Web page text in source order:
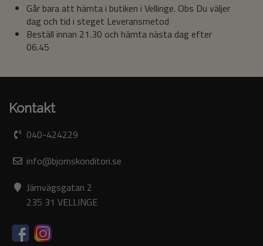
Går bara att hämta i butiken i Vellinge. Obs Du väljer
dag och tid i steget Leveransmetod
Beställ innan 21.30 och hämta nästa dag efter
06.45
Kontakt
040-424229
info@bjornskonditori.se
Järnvägsgatan 2
235 31 VELLINGE